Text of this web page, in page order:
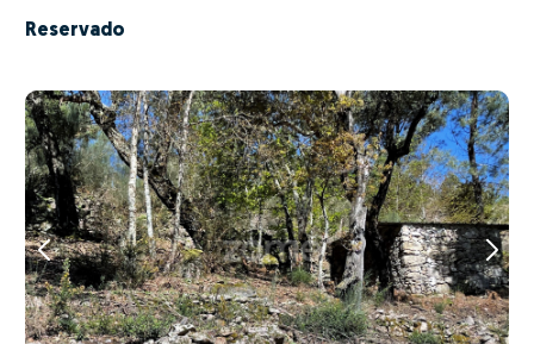
Reservado